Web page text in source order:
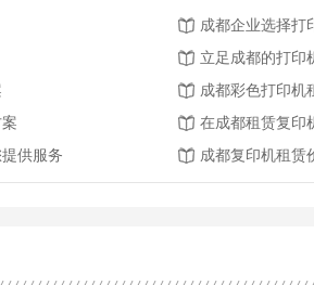
成都企业选择打
立足成都的打印
成都彩色打印机
在成都租赁复印
供服务
成都复印机租赁